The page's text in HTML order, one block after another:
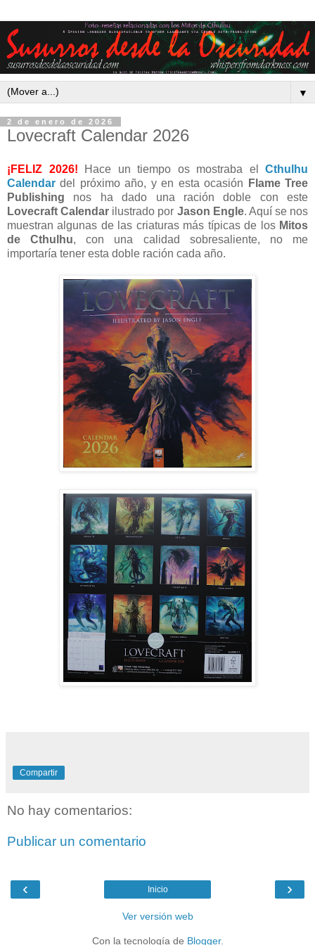
▼
2 de enero de 2026
Lovecraft Calendar 2026
¡FELIZ 2026! Hace un tiempo os mostraba el Cthulhu
Calendar del próximo año, y en esta ocasión
Flame Tree
Publishing nos ha dado una ración doble con este
Lovecraft Calendar ilustrado por Jason Engle. Aquí se nos
muestran algunas de las criaturas más típicas de los Mitos
de Cthulhu, con una calidad sobresaliente, no me
importaría tener esta doble ración cada año.
Compartir
No hay comentarios:
Publicar un comentario
‹ ›
Inicio
Ver versión web
Con la tecnología de Blogger.